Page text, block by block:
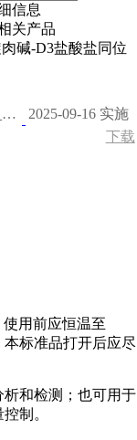
信息
关产品
碱-D3盐酸盐同位
GB 5009.300-2025 食品安全国家标准 食品中左旋肉碱的测定
2025-09-16 实施
下载
用前应恒温至
本标准品打开后应尽
和检测；也可用于
制。